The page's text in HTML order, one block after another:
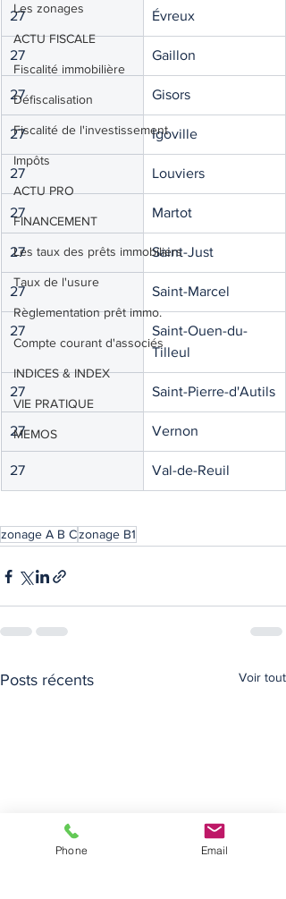
Les zonages
ACTU FISCALE
Fiscalité immobilière
Défiscalisation
Fiscalité de l'investissement
Impôts
ACTU PRO
FINANCEMENT
Les taux des prêts immobiliers
Taux de l'usure
Règlementation prêt immo.
Compte courant d'associés
INDICES & INDEX
VIE PRATIQUE
MEMOS
27 Évreux
27 Gaillon
27 Gisors
27 Igoville
27 Louviers
27 Martot
27 Saint-Just
27 Saint-Marcel
27
Saint-Ouen-du-
Tilleul
27 Saint-Pierre-d'Autils
27 Vernon
27 Val-de-Reuil
zonage A B Czonage B1
Posts récents Voir tout
Phone Email